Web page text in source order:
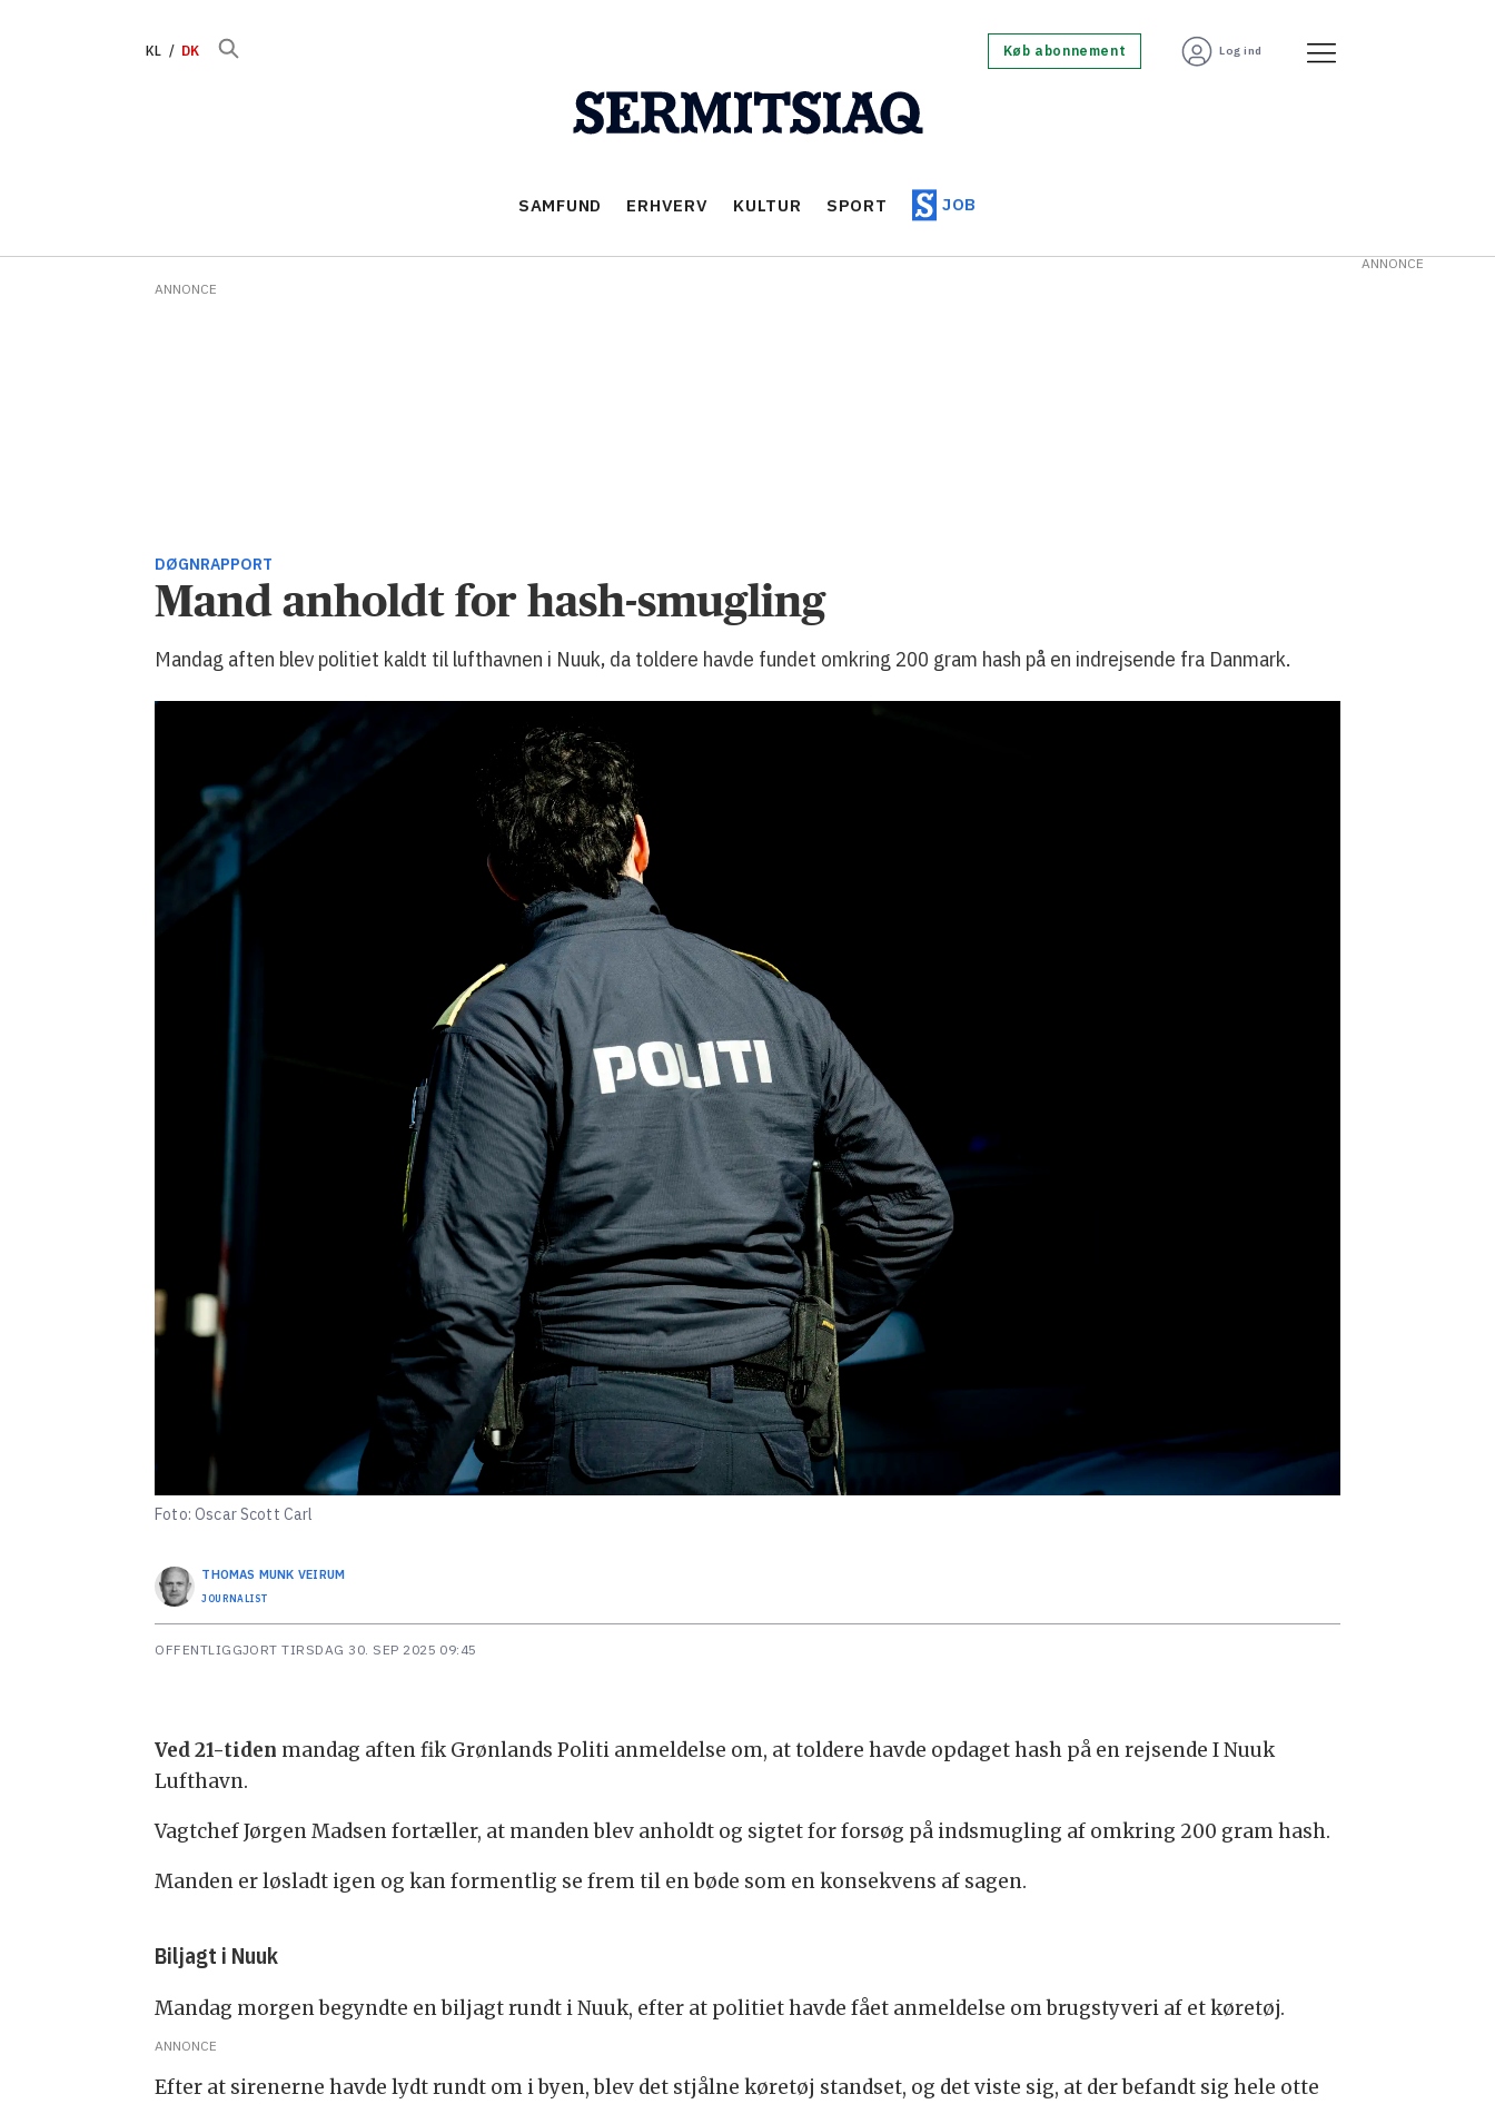
KL DK Køb abonnement Log ind
SAMFUND ERHVERV KULTUR SPORT JOB
ANNONCE
DØGNRAPPORT
Mand anholdt for hash-smugling
Mandag aften blev politiet kaldt til lufthavnen i Nuuk, da toldere havde fundet omkring 200 gram hash på en indrejsende fra Danmark.
Foto: Oscar Scott Carl
THOMAS MUNK VEIRUM
JOURNALIST
OFFENTLIGGJORT TIRSDAG 30. SEP 2025 09:45
Ved 21-tiden mandag aften fik Grønlands Politi anmeldelse om, at toldere havde opdaget hash på en rejsende I Nuuk
Lufthavn.
Vagtchef Jørgen Madsen fortæller, at manden blev anholdt og sigtet for forsøg på indsmugling af omkring 200 gram hash.
Manden er løsladt igen og kan formentlig se frem til en bøde som en konsekvens af sagen.
Biljagt i Nuuk
Mandag morgen begyndte en biljagt rundt i Nuuk, efter at politiet havde fået anmeldelse om brugstyveri af et køretøj.
ANNONCE
Efter at sirenerne havde lydt rundt om i byen, blev det stjålne køretøj standset, og det viste sig, at der befandt sig hele otte
ANNONCE